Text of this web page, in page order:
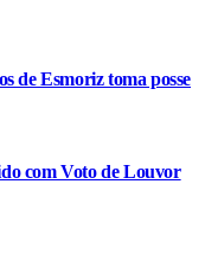
de Esmoriz toma posse
com Voto de Louvor